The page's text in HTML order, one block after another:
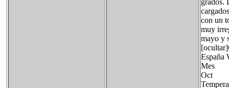
grados.
con un
muy
mayo y
España
Oct